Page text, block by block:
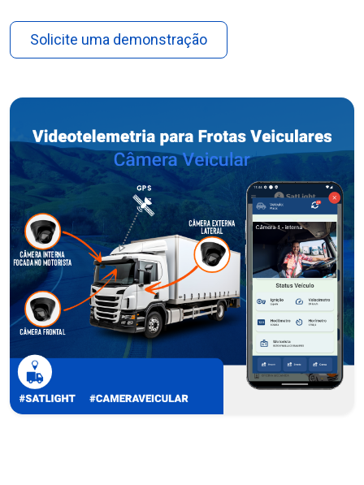
Solicite uma demonstração